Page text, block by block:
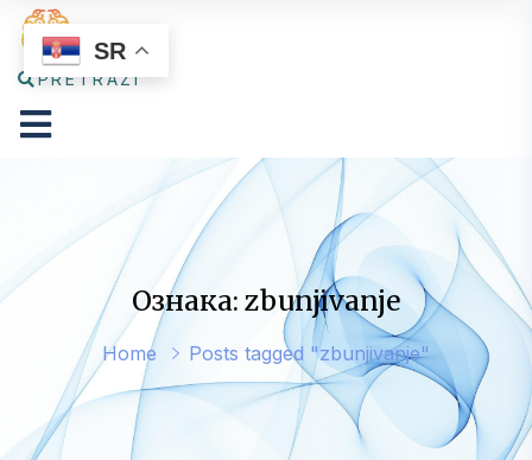
PRETRAŽI
Ознака: zbunjivanje
Home Posts tagged "zbunjivanje"
SR